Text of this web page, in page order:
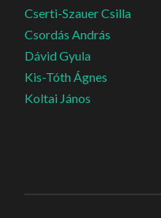
Cserti-Szauer Csilla
Csordás András
Dávid Gyula
Kis-Tóth Ágnes
Koltai János